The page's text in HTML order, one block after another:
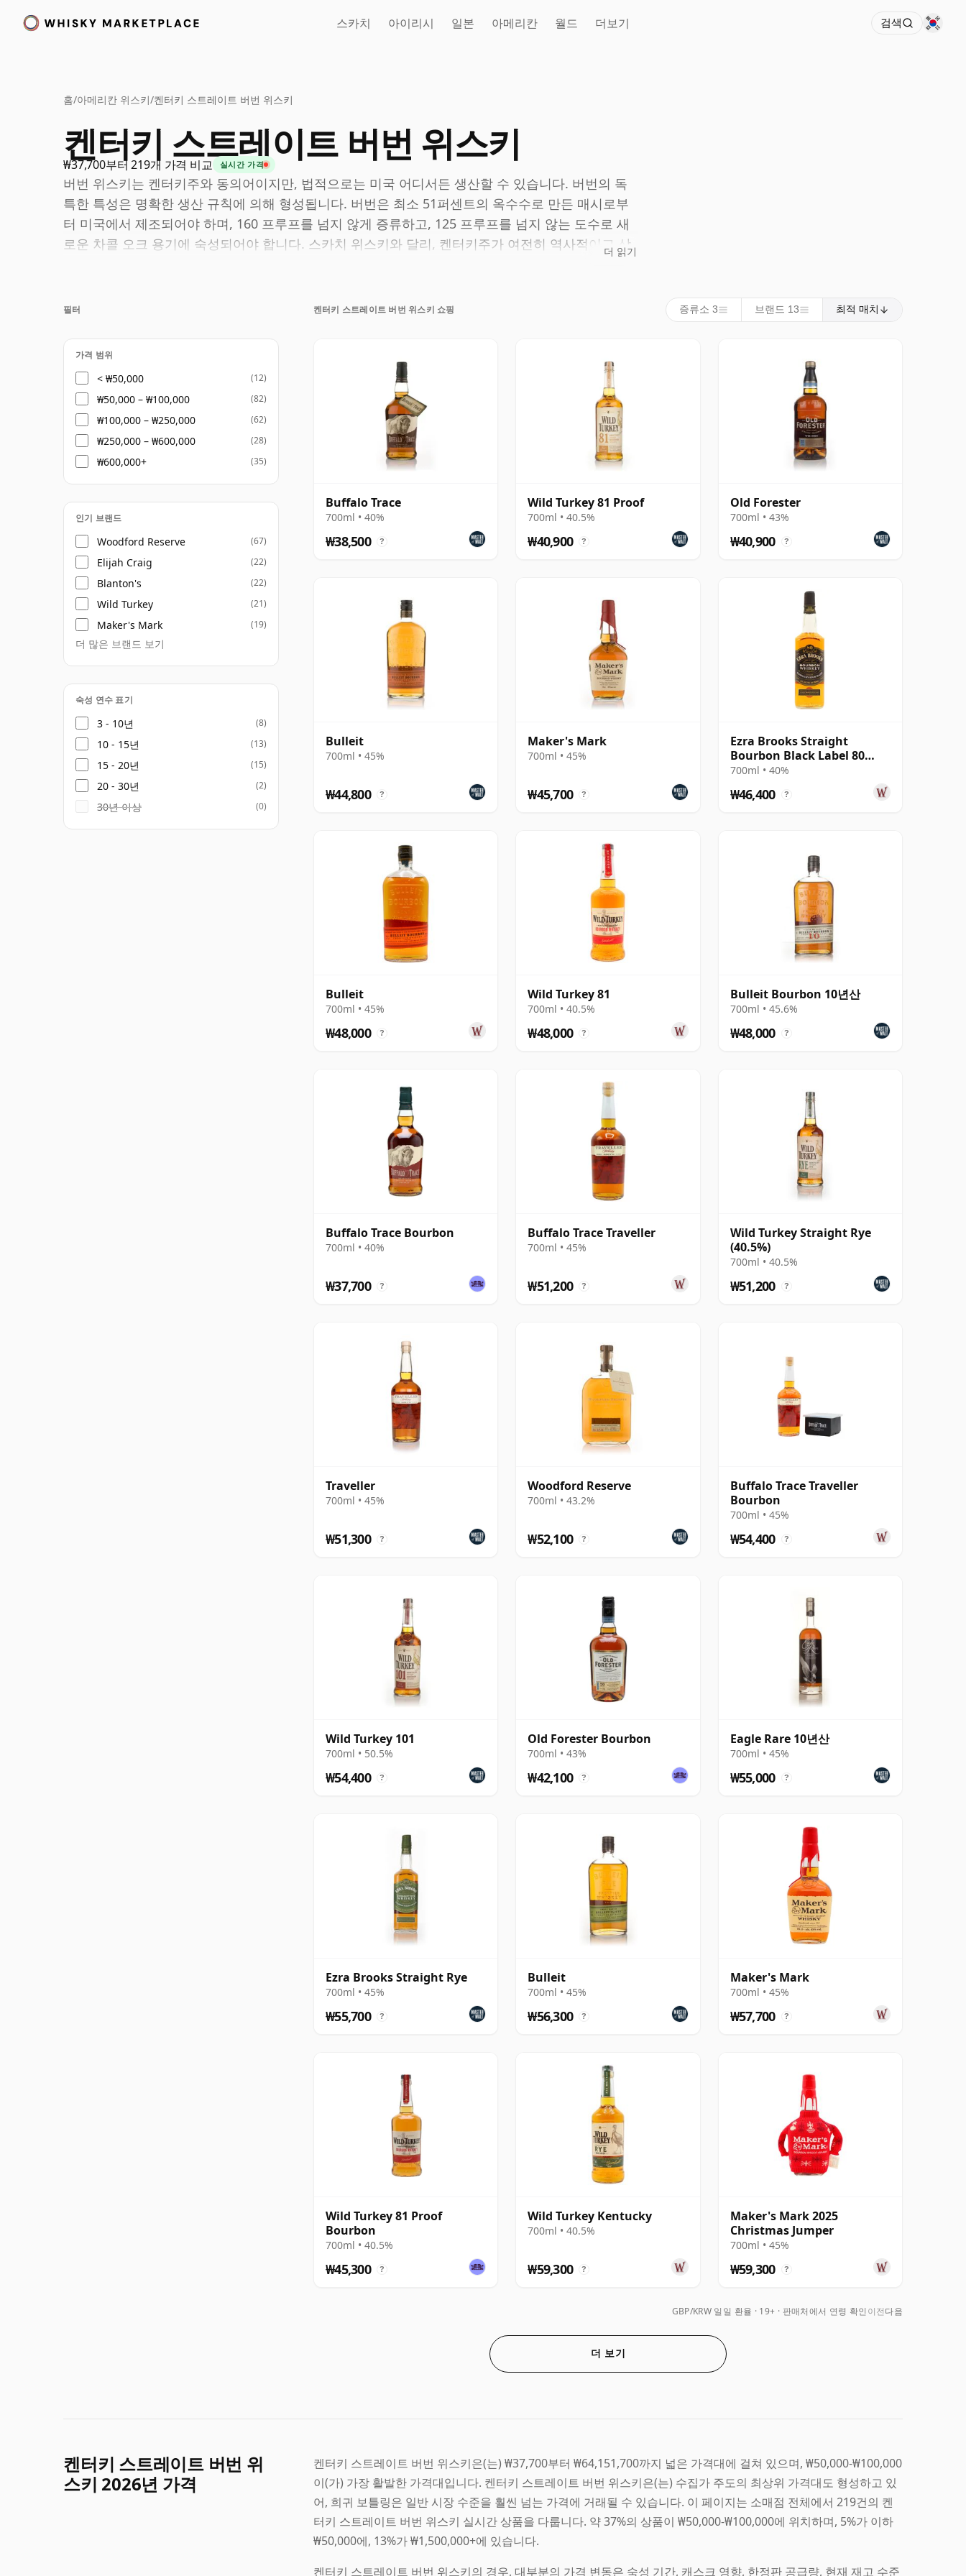
스카치 아이리시 일본 아메리칸 월드 더보기 검색
홈/아메리칸 위스키/켄터키 스트레이트 버번 위스키
켄터키 스트레이트 버번 위스키
₩37,700부터 219개 가격 비교 실시간 가격
버번 위스키는 켄터키주와 동의어이지만, 법적으로는 미국 어디서든 생산할 수 있습니다. 버번의 독
특한 특성은 명확한 생산 규칙에 의해 형성됩니다. 버번은 최소 51퍼센트의 옥수수로 만든 매시로부
터 미국에서 제조되어야 하며, 160 프루프를 넘지 않게 증류하고, 125 프루프를 넘지 않는 도수로 새
로운 차콜 오크 용기에 숙성되어야 합니다. 스카치 위스키와 달리, 켄터키주가 여전히 역사적이고 상
습니다. 4년 미만으로 숙성된 스트레이트 버번은 라벨에 숙성 연수를 표기해야 합니다. 버번 자체는
최소 51퍼센트의 옥수수를 포함한 매시로 만들어져야 합니다.
새로운 차콜 오크의 사용은 버번의 풍미에 깊은 영향을 미칩니다. 증류주와 강하게 토스팅된 목재 간
의 상호작용은 이 스타일과 자주 연관되는 바닐라, 캐러멜, 토피, 달콤한 향신료 노트를 만들어내는 데
도움을 줍니다. 배럴이 항상 새것이기 때문에, 오크는 다른 많은 위스키들보다 버번에서 더 즉각적이
고 강력한 역할을 하는 경향이 있습니다.
세계 버번의 대부분은 여전히 켄터키주에서 만들어지며, 이 주는 규모와 명성 모두에서 업계의 중심
지로 남아있습니다. 켄터키의 뜨거운 여름과 변화하는 계절 온도는 상대적으로 빠른 숙성을 돕는데,
이것이 매우 오래된 버번이 아주 오래된 스카치 위스키보다 훨씬 드문 이유 중 하나입니다. 그럼에도
불구하고 잘 숙성된 버번은 존재하며, 최상의 상태에서는 뛰어난 농축감과 놀라운 균형감을 결합할
수 있습니다.
더 읽기
켄터키 스트레이트 버번 위스키 쇼핑 증류소 3 브랜드 13 최적 매치
Buffalo Trace
700ml • 40%
₩38,500 ?
Wild Turkey 81 Proof
700ml • 40.5%
₩40,900 ?
Old Forester
700ml • 43%
₩40,900 ?
Bulleit
700ml • 45%
₩44,800 ?
Maker's Mark
700ml • 45%
₩45,700 ?
Ezra Brooks Straight
Bourbon Black Label 80
Proof
700ml • 40%
₩46,400 ?
Bulleit
700ml • 45%
₩48,000 ?
Wild Turkey 81
700ml • 40.5%
₩48,000 ?
Bulleit Bourbon 10년산
700ml • 45.6%
₩48,000 ?
Buffalo Trace Bourbon
700ml • 40%
₩37,700 ?
Buffalo Trace Traveller
700ml • 45%
₩51,200 ?
Wild Turkey Straight Rye
(40.5%)
700ml • 40.5%
₩51,200 ?
Traveller
700ml • 45%
₩51,300 ?
Woodford Reserve
700ml • 43.2%
₩52,100 ?
Buffalo Trace Traveller
Bourbon
700ml • 45%
₩54,400 ?
Wild Turkey 101
700ml • 50.5%
₩54,400 ?
Old Forester Bourbon
700ml • 43%
₩42,100 ?
Eagle Rare 10년산
700ml • 45%
₩55,000 ?
Ezra Brooks Straight Rye
700ml • 45%
₩55,700 ?
Bulleit
700ml • 45%
₩56,300 ?
Maker's Mark
700ml • 45%
₩57,700 ?
Wild Turkey 81 Proof
Bourbon
700ml • 40.5%
₩45,300 ?
Wild Turkey Kentucky
700ml • 40.5%
₩59,300 ?
Maker's Mark 2025
Christmas Jumper
700ml • 45%
₩59,300 ?
더 보기
GBP/KRW 일일 환율 19+ · 판매처에서 연령 확인 이전다음
필터
가격 범위
< ₩50,000 (12)
₩50,000 – ₩100,000 (82)
₩100,000 – ₩250,000 (62)
₩250,000 – ₩600,000 (28)
₩600,000+ (35)
인기 브랜드
Woodford Reserve (67)
Elijah Craig (22)
Blanton's (22)
Wild Turkey (21)
Maker's Mark (19)
더 많은 브랜드 보기
숙성 연수 표기
3 - 10년 (8)
10 - 15년 (13)
15 - 20년 (15)
20 - 30년 (2)
30년 이상 (0)
켄터키 스트레이트 버번 위
스키 2026년 가격
켄터키 스트레이트 버번 위스키은(는) ₩37,700부터 ₩64,151,700까지 넓은 가격대에 걸쳐 있으며, ₩50,000-₩100,000
이(가) 가장 활발한 가격대입니다. 켄터키 스트레이트 버번 위스키은(는) 수집가 주도의 최상위 가격대도 형성하고 있
어, 희귀 보틀링은 일반 시장 수준을 훨씬 넘는 가격에 거래될 수 있습니다. 이 페이지는 소매점 전체에서 219건의 켄
터키 스트레이트 버번 위스키 실시간 상품을 다룹니다. 약 37%의 상품이 ₩50,000-₩100,000에 위치하며, 5%가 이하
₩50,000에, 13%가 ₩1,500,000+에 있습니다.
켄터키 스트레이트 버번 위스키의 경우, 대부분의 가격 변동은 숙성 기간, 캐스크 영향, 한정판 공급량, 현재 재고 수준